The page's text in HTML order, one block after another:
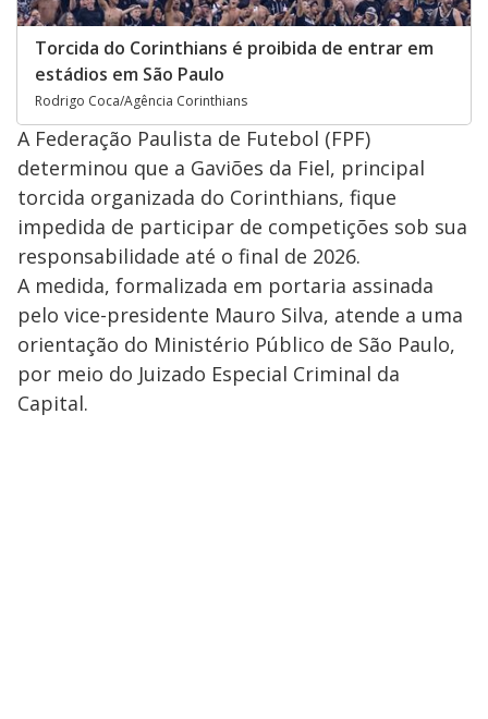
Torcida do Corinthians é proibida de entrar em
estádios em São Paulo
Rodrigo Coca/Agência Corinthians
A Federação Paulista de Futebol (FPF)
determinou que a Gaviões da Fiel, principal
torcida organizada do Corinthians, fique
impedida de participar de competições sob sua
responsabilidade até o final de 2026.
A medida, formalizada em portaria assinada
pelo vice-presidente Mauro Silva, atende a uma
orientação do Ministério Público de São Paulo,
por meio do Juizado Especial Criminal da
Capital.